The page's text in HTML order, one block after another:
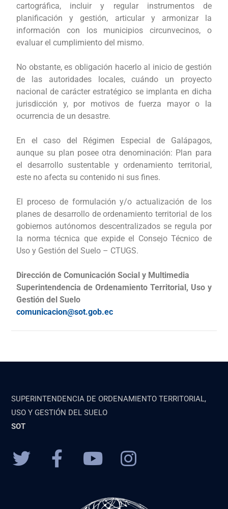
cartográfica, incluir y regular instrumentos de
planificación y gestión, articular y armonizar la
información con los municipios circunvecinos, o
evaluar el cumplimiento del mismo.
No obstante, es obligación hacerlo al inicio de gestión
de las autoridades locales, cuándo un proyecto
nacional de carácter estratégico se implanta en dicha
jurisdicción y, por motivos de fuerza mayor o la
ocurrencia de un desastre.
En el caso del Régimen Especial de Galápagos,
aunque su plan posee otra denominación: Plan para
el desarrollo sustentable y ordenamiento territorial,
este no afecta su contenido ni sus fines.
El proceso de formulación y/o actualización de los
planes de desarrollo de ordenamiento territorial de los
gobiernos autónomos descentralizados se regula por
la norma técnica que expide el Consejo Técnico de
Uso y Gestión del Suelo – CTUGS.
Dirección de Comunicación Social y Multimedia
Superintendencia de Ordenamiento Territorial, Uso y
Gestión del Suelo
comunicacion@sot.gob.ec
SUPERINTENDENCIA DE ORDENAMIENTO TERRITORIAL,
USO Y GESTIÓN DEL SUELO
SOT